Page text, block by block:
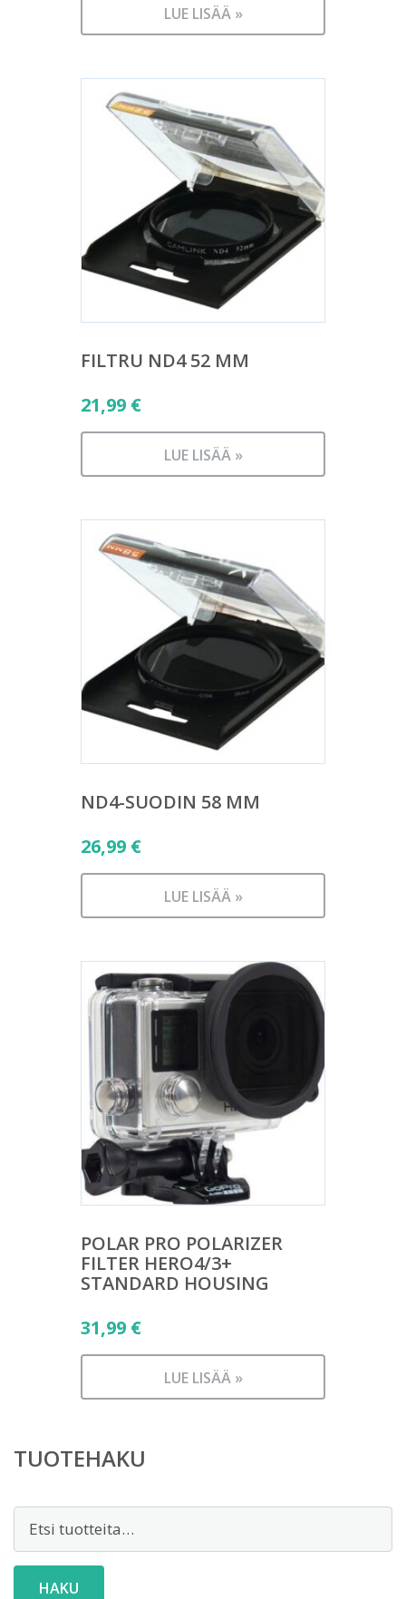
LUE LISÄÄ »
FILTRU ND4 52 MM
21,99 €
LUE LISÄÄ »
ND4-SUODIN 58 MM
26,99 €
LUE LISÄÄ »
POLAR PRO POLARIZER
FILTER HERO4/3+
STANDARD HOUSING
31,99 €
LUE LISÄÄ »
TUOTEHAKU
Etsi:
HAKU